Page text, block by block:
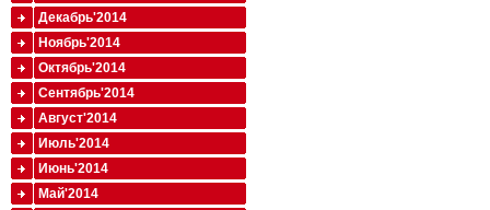
Декабрь'2014
Ноябрь'2014
Октябрь'2014
Сентябрь'2014
Август'2014
Июль'2014
Июнь'2014
Май'2014